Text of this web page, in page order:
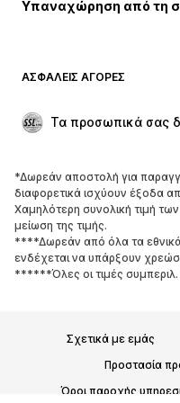
Παλτό
Περιστάσεις
ΠΑΠΟΎΤΣΙΑ
ΝΕΑ
Sneakers
Γόβες και ψηλοτάκουνα
Υπαναχώρηση από τη
ΑΣΦΑΛΕΊΣ ΑΓΟΡΈΣ
Τα προσωπικά σας
*Δωρεάν αποστολή για
διαφορετικά ισχύουν έξοδα
Χαμηλότερη συνολική τιμή
μείωση της τιμής.
****Δωρεάν από όλα τα εθνικά
ενδέχεται να υπάρξουν
******Όλες οι τιμές
Σχετικά με εμάς
Προστασία
Όροι παροχής